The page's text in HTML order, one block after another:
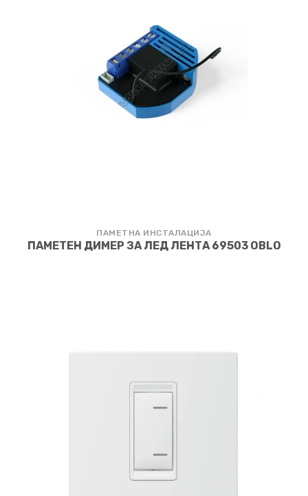
ПАМЕТНА ИНСТАЛАЦИЈА
ПАМЕТЕН ДИМЕР ЗА ЛЕД ЛЕНТА 69503 OBLO